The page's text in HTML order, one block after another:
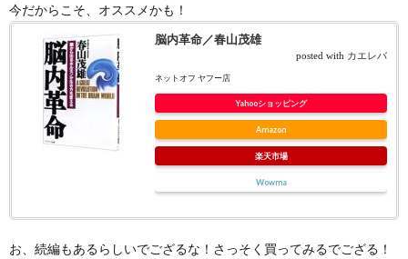
今だからこそ、オススメかも！
脳内革命／春山茂雄
posted with カエレバ
ネットオフ ヤフー店
Yahooショッピング
Amazon
楽天市場
Wowma
お、続編もあるらしいでござるな！さっそく買ってみるでござる！